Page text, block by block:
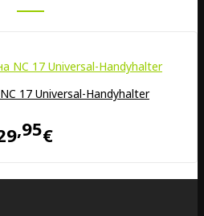
17 Universal-Handyhalter
95€